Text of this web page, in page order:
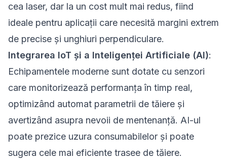
cea laser, dar la un cost mult mai redus, fiind
ideale pentru aplicații care necesită margini extrem
de precise și unghiuri perpendiculare.
Integrarea IoT și a Inteligenței Artificiale (AI):
Echipamentele moderne sunt dotate cu senzori
care monitorizează performanța în timp real,
optimizând automat parametrii de tăiere și
avertizând asupra nevoii de mentenanță. AI-ul
poate prezice uzura consumabilelor și poate
sugera cele mai eficiente trasee de tăiere.